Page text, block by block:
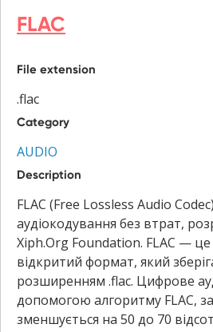
FLAC
File extension
.flac
Category
AUDIO
Description
FLAC (Free Lossless Audio
аудіокодування без втрат,
Xiph.Org Foundation. FLAC —
відкритий формат, який
розширенням .flac. Цифрове
допомогою алгоритму FLAC,
зменшується на 50 до 70